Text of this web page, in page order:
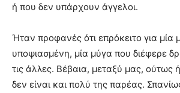
ή που δεν υπάρχουν άγγελοι.
Ήταν προφανές ότι επρόκειτο για μία
υποψιασμένη, μία μύγα που διέφερε
τις άλλες. Βέβαια, μεταξύ μας, ούτως
δεν είναι και πολύ της παρέας.